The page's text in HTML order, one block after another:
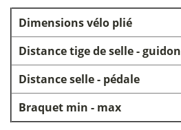
Dimensions vélo plié
Distance tige de selle - guidon
Distance selle - pédale
Braquet min - max